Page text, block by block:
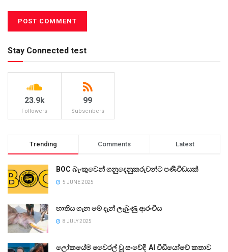
Stay Connected test
23.9k
Followers
99
Subscribers
Trending Comments Latest
BOC බැංකුවෙන් ගනුදෙනුකරුවන්ට පණිවිඩයක්
5 JUNE 2025
භාතිය ගැන මේ දැන් ලැබුණු ආරංචිය
8 JULY 2025
ලෝකයේම වෛරල් වූ සංවේදී AI වීඩියෝවේ කතාව